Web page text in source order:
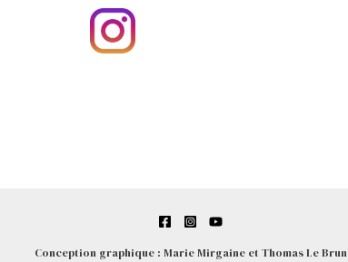
Conception graphique : Marie Mirgaine et Thomas Le Brun